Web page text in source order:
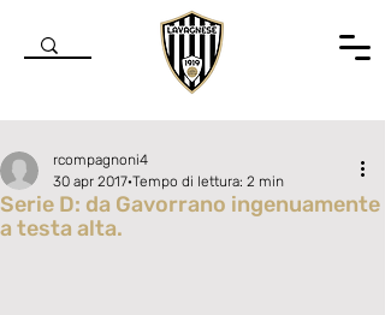
Serie D: da Gavorrano ingenuamente
a testa alta.
rcompagnoni4
30 apr 2017 Tempo di lettura: 2 min